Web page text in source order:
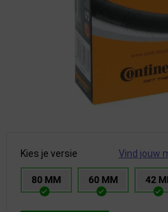
Kies je versie Vind jouw
80 MM 60 MM 42